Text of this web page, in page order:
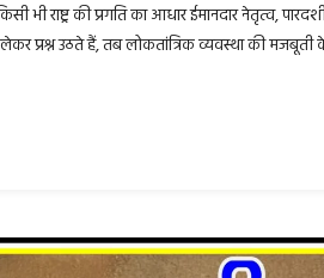
किसी भी राष्ट्र की प्रगति का आधार ईमानदार नेतृत्व,
लेकर प्रश्न उठते हैं, तब लोकतांत्रिक व्यवस्था की